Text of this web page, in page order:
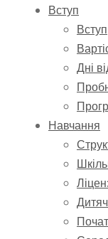
Вступ
Вступ
Дні
Навчання